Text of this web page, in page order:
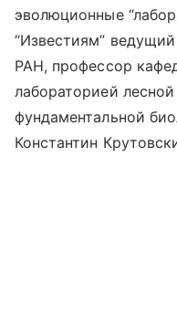
эволюционные
“Известиям”
РАН, профессор
лабораторией
фундаментальной
Константин